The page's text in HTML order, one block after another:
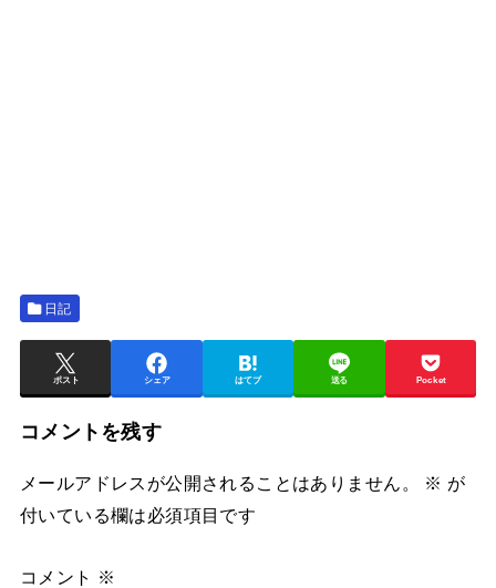
日記
ポスト シェア はてブ 送る Pocket
コメントを残す
メールアドレスが公開されることはありません。 ※ が
付いている欄は必須項目です
コメント ※